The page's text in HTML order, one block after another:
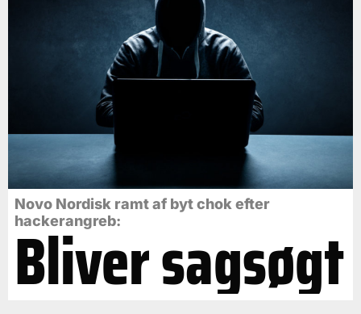
Novo Nordisk ramt af byt chok efter
hackerangreb:
Bliver sagsøgt